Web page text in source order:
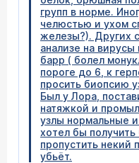
групп в норме.
челюстью и ухом
железы?). Других
анализе на
барр ( болел
пороге до 6, к
просить биопсию
Был у Лора,
натяжкой и
узлы нормальные
хотел бы
пропустить некий
убьёт.